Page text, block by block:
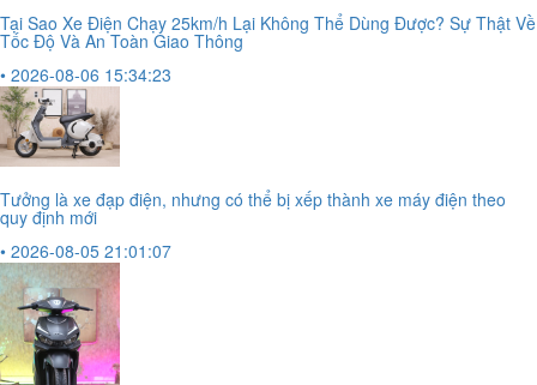
Tại Sao Xe Điện Chạy 25km/h Lại Không Thể Dùng Được? Sự Thật Về
Tốc Độ Và An Toàn Giao Thông
• 2026-08-06 15:34:23
Tưởng là xe đạp điện, nhưng có thể bị xếp thành xe máy điện theo
quy định mới
• 2026-08-05 21:01:07